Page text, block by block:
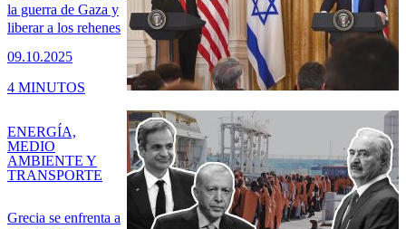
la guerra de Gaza y
liberar a los rehenes
09.10.2025
4 MINUTOS
Grecia se enfrenta a
ENERGÍA,
MEDIO
AMBIENTE Y
TRANSPORTE